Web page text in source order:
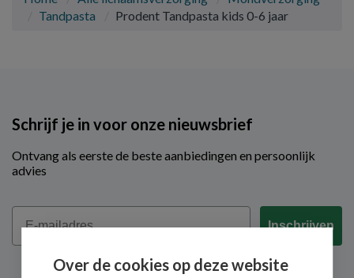
Tandpasta
Prodent Tandpasta kids 0-6 jaar
Schrijf je in voor onze nieuwsbrief
Ontvang als eerste de beste aanbiedingen en persoonlijk
advies
Email
Inschrijven
Over de cookies op deze website